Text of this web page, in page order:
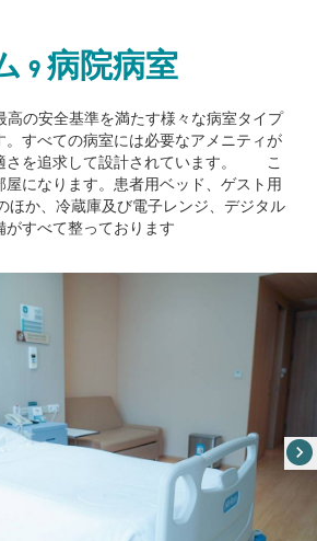
9 病院病室
高の安全基準を満たす様々な病室タイプ
。すべての病室には必要なアメニティが
さを追求して設計されています。 こ
屋になります。患者用ベッド、ゲスト用
ほか、冷蔵庫及び電子レンジ、デジタル
すべて整っております